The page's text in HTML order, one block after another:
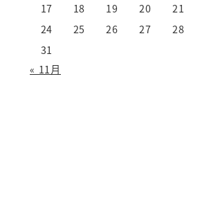
17
18 19 20 21
24
25 26 27 28
31
« 11月